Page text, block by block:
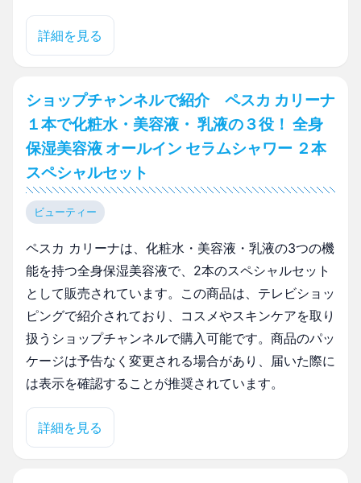
詳細を見る
ショップチャンネルで紹介 ペスカ カリーナ
１本で化粧水・美容液・ 乳液の３役！ 全身
保湿美容液 オールイン セラムシャワー ２本
スペシャルセット
ビューティー
ペスカ カリーナは、化粧水・美容液・乳液の3つの機
能を持つ全身保湿美容液で、2本のスペシャルセット
として販売されています。この商品は、テレビショッ
ピングで紹介されており、コスメやスキンケアを取り
扱うショップチャンネルで購入可能です。商品のパッ
ケージは予告なく変更される場合があり、届いた際に
は表示を確認することが推奨されています。
詳細を見る